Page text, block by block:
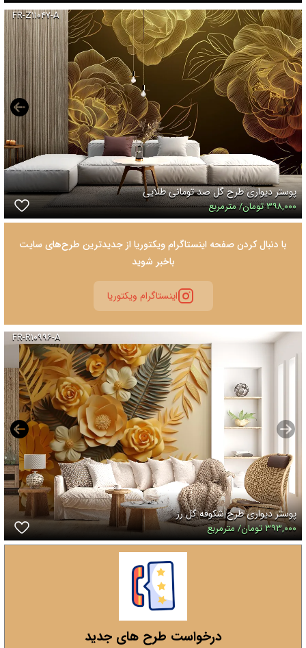
FR-Z۱۱۰۴۷-A
پوستر دیواری طرح گل صد تومانی طلایی
۳۹۸,۰۰۰ تومان/ مترمربع
با دنبال کردن صفحه اینستاگرام ویکتوریا از جدیدترین طرح‌های سایت
باخبر شوید
اینستاگرام ویکتوریا
FR-R۱۰۹۹۶-A
پوستر دیواری طرح شکوفه گل رز
۳۹۳,۰۰۰ تومان/ مترمربع
درخواست طرح های جدید